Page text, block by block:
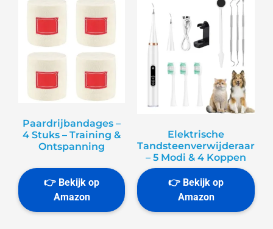
Paardrijbandages –
4 Stuks – Training &
Ontspanning
Elektrische
Tandsteenverwijderaar
– 5 Modi & 4 Koppen